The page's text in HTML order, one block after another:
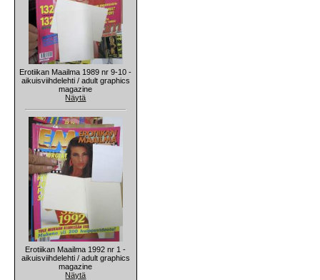
Erotiikan Maailma 1989 nr 9-10 -
aikuisviihdelehti / adult graphics
magazine
Näytä
Erotiikan Maailma 1992 nr 1 -
aikuisviihdelehti / adult graphics
magazine
Näytä